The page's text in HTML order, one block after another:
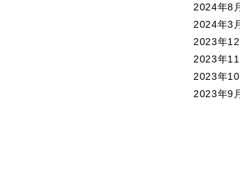
2024年8
2024年3
2023年12
2023年11
2023年10
2023年9